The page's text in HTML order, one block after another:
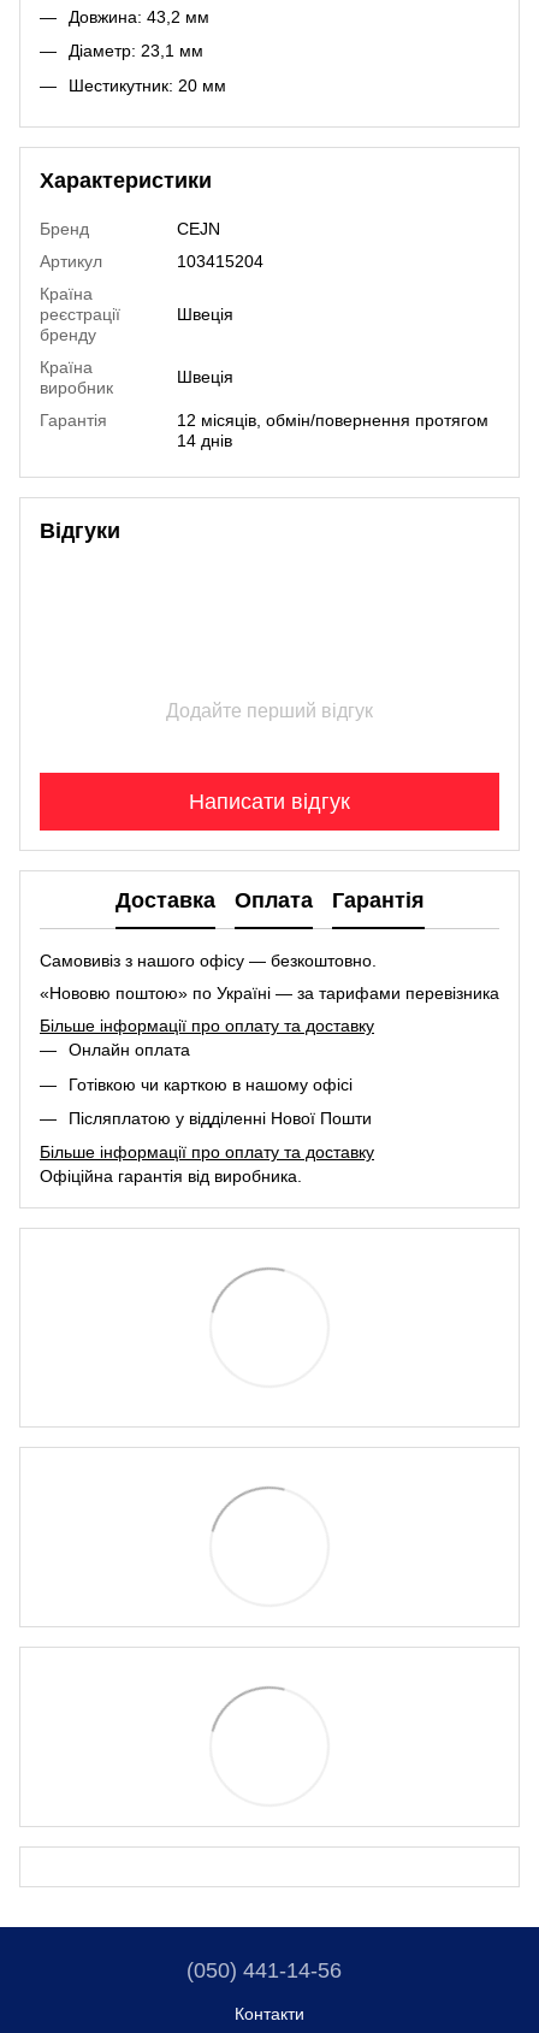
Довжина: 43,2 мм
Діаметр: 23,1 мм
Шестикутник: 20 мм
Характеристики
Бренд
CEJN
Артикул
103415204
Країна
реєстрації
бренду
Швеція
Країна
виробник
Швеція
Гарантія
12 місяців, обмін/повернення протягом
14 днів
Відгуки
Додайте перший відгук
Написати відгук
Доставка Оплата Гарантія
Самовивіз з нашого офісу — безкоштовно.
«Нововю поштою» по Україні — за тарифами перевізника
Більше інформації про оплату та доставку
Онлайн оплата
Готівкою чи карткою в нашому офісі
Післяплатою у відділенні Нової Пошти
Більше інформації про оплату та доставку
Офіційна гарантія від виробника.
(050) 441-14-56
Контакти